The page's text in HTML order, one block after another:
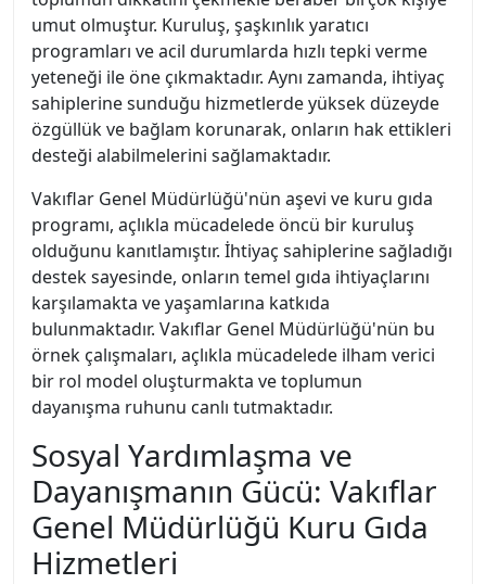
umut olmuştur. Kuruluş, şaşkınlık yaratıcı
programları ve acil durumlarda hızlı tepki verme
yeteneği ile öne çıkmaktadır. Aynı zamanda, ihtiyaç
sahiplerine sunduğu hizmetlerde yüksek düzeyde
özgüllük ve bağlam korunarak, onların hak ettikleri
desteği alabilmelerini sağlamaktadır.
Vakıflar Genel Müdürlüğü'nün aşevi ve kuru gıda
programı, açlıkla mücadelede öncü bir kuruluş
olduğunu kanıtlamıştır. İhtiyaç sahiplerine sağladığı
destek sayesinde, onların temel gıda ihtiyaçlarını
karşılamakta ve yaşamlarına katkıda
bulunmaktadır. Vakıflar Genel Müdürlüğü'nün bu
örnek çalışmaları, açlıkla mücadelede ilham verici
bir rol model oluşturmakta ve toplumun
dayanışma ruhunu canlı tutmaktadır.
Sosyal Yardımlaşma ve
Dayanışmanın Gücü: Vakıflar
Genel Müdürlüğü Kuru Gıda
Hizmetleri